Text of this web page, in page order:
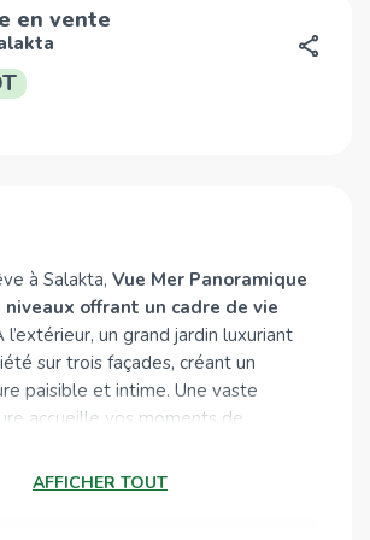
en vente
à Salakta, Vue Mer Panoramique
offrant un cadre de vie
l’extérieur, un grand jardin luxuriant
sur trois façades, créant un
paisible et intime. Une vaste
accueille vos moments de
un abripour deux voitures, un grand
AFFICHER TOUT